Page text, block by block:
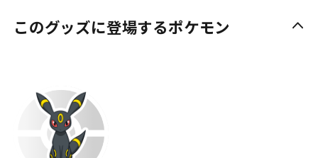
このグッズに登場するポケモン